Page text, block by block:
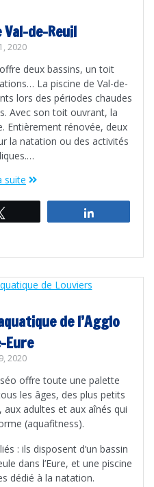
Val-de-Reuil
2020
deux bassins, un toit
La piscine de Val-de-
lors des périodes chaudes
Avec son toit ouvrant, la
Entièrement rénovée, deux
la natation ou des activités
suite
de l’Agglo
Eure
2020
offre toute une palette
les âges, des plus petits
adultes et aux aînés qui
(aquafitness).
: ils disposent d’un bassin
dans l’Eure, et une piscine
dédié à la natation.